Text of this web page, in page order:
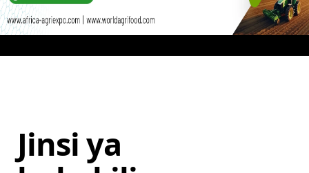
Jinsi ya